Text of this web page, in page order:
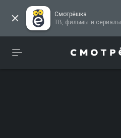
Смотрёшка
ТВ, фильмы и сериалы